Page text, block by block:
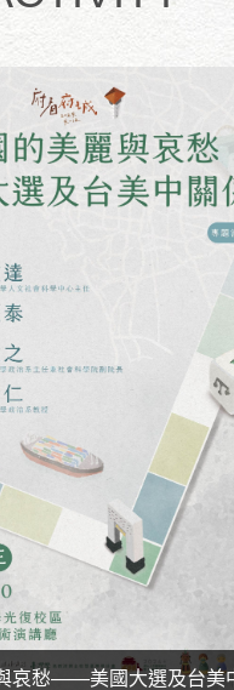
哀愁——美國大選及台美